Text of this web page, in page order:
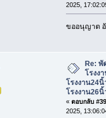
2025,
ขออนุญาต
Re: พั
โรงง
โรงงาน24
โรงงาน26
« ตอบกลับ
2025,